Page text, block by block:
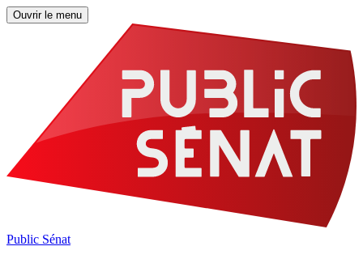
Ouvrir le menu
Public Sénat